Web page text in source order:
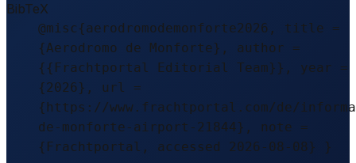
BibTeX
@misc{aerodromodemonforte2026, title =
{Aerodromo de Monforte}, author =
{{Frachtportal Editorial Team}}, year =
{2026}, url =
{https://www.frachtportal.com/de/
de-monforte-airport-21844}, note =
{Frachtportal, accessed 2026-08-08} }